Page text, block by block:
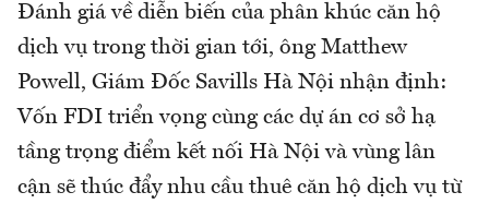
Đánh giá về diễn biến của phân khúc căn hộ
dịch vụ trong thời gian tới, ông Matthew
Powell, Giám Đốc Savills Hà Nội nhận định:
Vốn FDI triển vọng cùng các dự án cơ sở hạ
tầng trọng điểm kết nối Hà Nội và vùng lân
cận sẽ thúc đẩy nhu cầu thuê căn hộ dịch vụ từ